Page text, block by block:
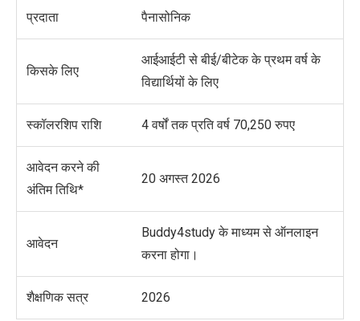
प्रदाता पैनासोनिक
किसके लिए
आईआईटी से बीई/बीटेक के प्रथम वर्ष के
विद्यार्थियों के लिए
स्कॉलरशिप राशि 4 वर्षों तक प्रति वर्ष 70,250 रुपए
आवेदन करने की
अंतिम तिथि*
20 अगस्त 2026
आवेदन
Buddy4study के माध्यम से ऑनलाइन
करना होगा।
शैक्षणिक सत्र 2026